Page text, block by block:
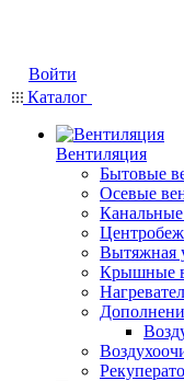
Войти
Каталог
Вентиляция
Бытовые
Осевые
Вытяжная
Крышные